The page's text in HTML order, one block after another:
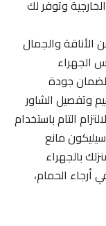
وتوفر لك
والجمال
جودة
وتفصيل الشاور
التام باستخدام
مانع
بالجهراء
الحمام،